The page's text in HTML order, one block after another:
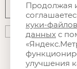
Нажимая на
политикой
файлов кукии
рассылки, в
Продолжая
куки-файлов
данных с
улучшения